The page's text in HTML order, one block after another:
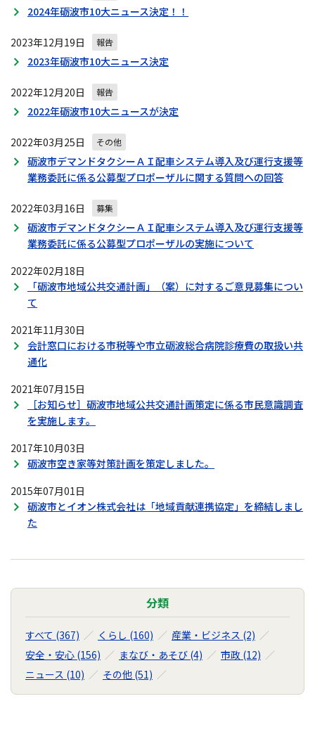
2024年砺波市10大ニュース決定！！
2023年12月19日 報告
2023年砺波市10大ニュース決定
2022年12月20日 報告
2022年砺波市10大ニュースが決定
2022年03月25日 その他
砺波市デマンドタクシーＡＩ配車システム導入及び運行支援等
業務委託に係る公募型プロポーザルに関する質問への回答
2022年03月16日 募集
砺波市デマンドタクシーＡＩ配車システム導入及び運行支援等
業務委託に係る公募型プロポーザルの実施について
2022年02月18日
「砺波市地域公共交通計画」（案）に対するご意見募集につい
て
2021年11月30日
会計窓口における市税等や市立砺波総合病院診療費の取扱い共
通化
2021年07月15日
［お知らせ］砺波市地域公共交通計画策定に係る市民意識調査
を実施します。
2017年10月03日
砺波市空き家等対策計画を策定しました。
2015年07月01日
砺波市とイオン株式会社は「地域貢献連携協定」を締結しまし
た
分類
すべて (367) くらし (160)
産業・ビジネス (2)
安全・安心 (156)
まなび・あそび (4)
市政 (12)
ニュース (10)
その他 (51)